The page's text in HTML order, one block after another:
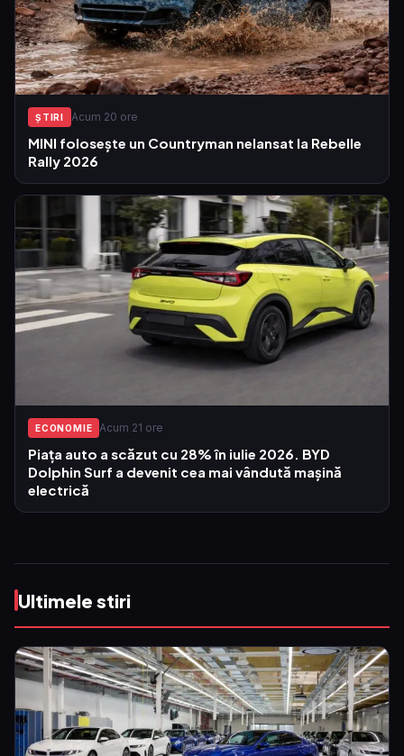
ŞTIRI Acum 20 ore
MINI folosește un Countryman nelansat la Rebelle
Rally 2026
ECONOMIE Acum 21 ore
Piața auto a scăzut cu 28% în iulie 2026. BYD
Dolphin Surf a devenit cea mai vândută mașină
electrică
Ultimele stiri